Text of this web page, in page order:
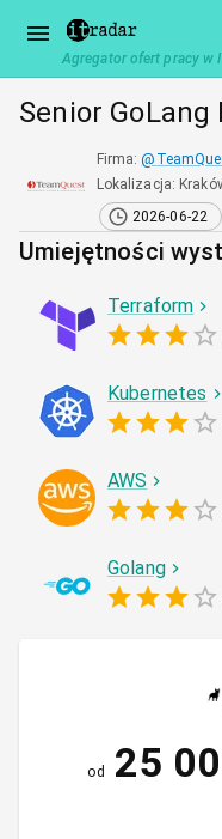
Agregator ofert pracy w
Senior GoLang
Firma: @
Lokalizacja:
2026-06-22
Umiejętności
Terraform
Kubernetes
AWS
Golang
od 25